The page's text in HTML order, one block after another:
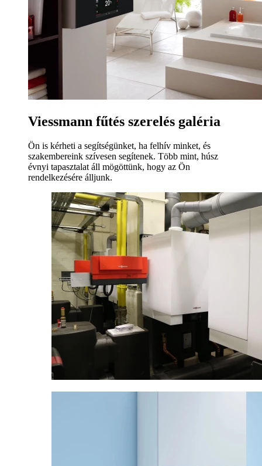
Viessmann fűtés szerelés galéria
Ön is kérheti a segítségünket, ha felhív minket, és
szakembereink szívesen segítenek. Több mint, húsz
évnyi tapasztalat áll mögöttünk, hogy az Ön
rendelkezésére álljunk.